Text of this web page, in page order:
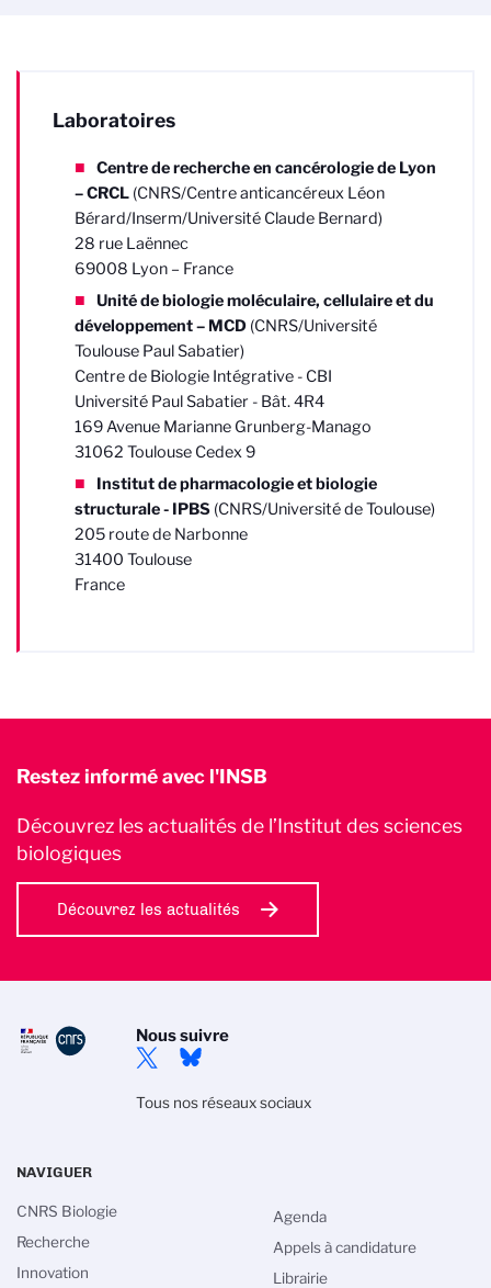
Laboratoires
Centre de recherche en cancérologie de Lyon
– CRCL (CNRS/Centre anticancéreux Léon
Bérard/Inserm/Université Claude Bernard)
28 rue Laënnec
69008 Lyon – France
Unité de biologie moléculaire, cellulaire et du
développement – MCD (CNRS/Université
Toulouse Paul Sabatier)
Centre de Biologie Intégrative - CBI
Université Paul Sabatier - Bât. 4R4
169 Avenue Marianne Grunberg-Manago
31062 Toulouse Cedex 9
Institut de pharmacologie et biologie
structurale - IPBS (CNRS/Université de Toulouse)
205 route de Narbonne
31400 Toulouse
France
Restez informé avec l'INSB
Découvrez les actualités de l’Institut des sciences
biologiques
Découvrez les actualités
Nous suivre
Tous nos réseaux sociaux
NAVIGUER
CNRS Biologie
Recherche
Innovation
Agenda
Appels à candidature
Librairie